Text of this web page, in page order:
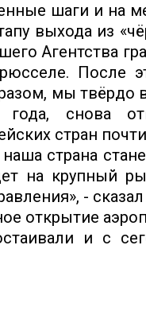
шаги и на
выхода из
Агентства
После
мы твёрдо
снова
стран
страна
на крупный
-
открытие
и с